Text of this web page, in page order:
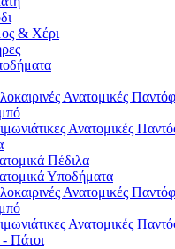
& Χέρι
Ανατομικές
Ανατομικές
Πέδιλα
Υποδήματα
Ανατομικές
Ανατομικές
Πάτοι